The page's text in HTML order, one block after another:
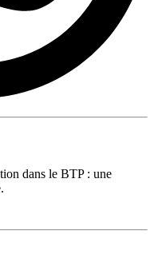
dans le BTP : une